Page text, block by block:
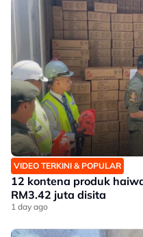
VIDEO TERKINI & POPULAR
12 kontena produk
RM3.42 juta disita
1 day ago